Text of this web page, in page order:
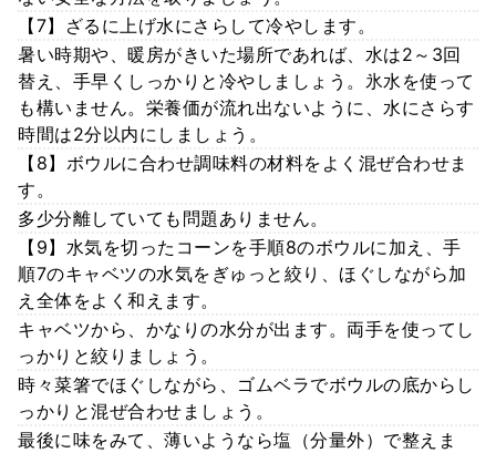
【7】ざるに上げ水にさらして冷やします。
暑い時期や、暖房がきいた場所であれば、水は2～3回
替え、手早くしっかりと冷やしましょう。氷水を使って
も構いません。栄養価が流れ出ないように、水にさらす
時間は2分以内にしましょう。
【8】ボウルに合わせ調味料の材料をよく混ぜ合わせま
す。
多少分離していても問題ありません。
【9】水気を切ったコーンを手順8のボウルに加え、手
順7のキャベツの水気をぎゅっと絞り、ほぐしながら加
え全体をよく和えます。
キャベツから、かなりの水分が出ます。両手を使ってし
っかりと絞りましょう。
時々菜箸でほぐしながら、ゴムベラでボウルの底からし
っかりと混ぜ合わせましょう。
最後に味をみて、薄いようなら塩（分量外）で整えま